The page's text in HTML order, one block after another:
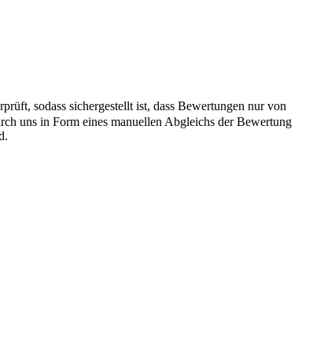
sodass sichergestellt ist, dass Bewertungen nur von
uns in Form eines manuellen Abgleichs der Bewertung